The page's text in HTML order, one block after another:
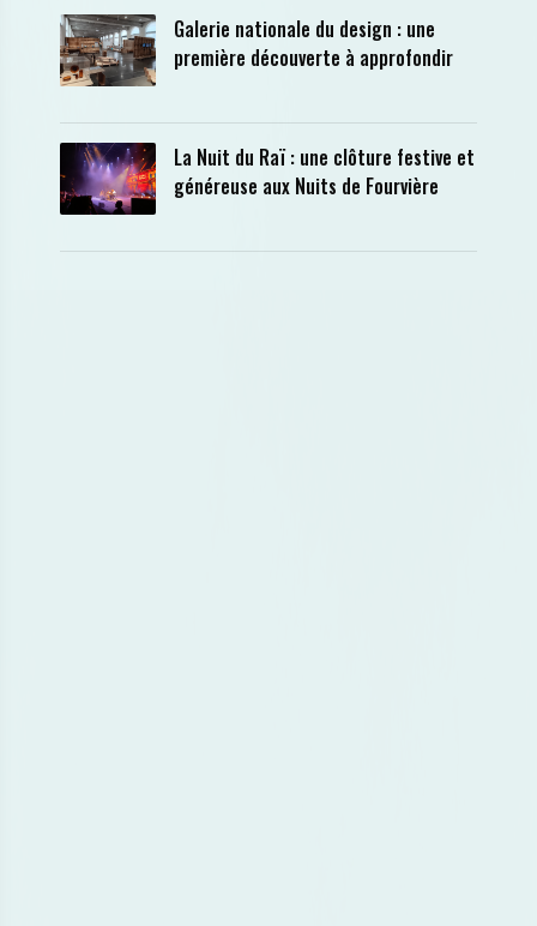
Galerie nationale du design : une
première découverte à approfondir
La Nuit du Raï : une clôture festive et
généreuse aux Nuits de Fourvière